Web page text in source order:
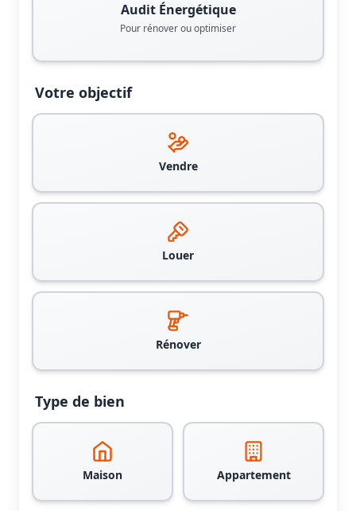
Audit Énergétique
Pour rénover ou optimiser
Votre objectif
Vendre
Louer
Rénover
Type de bien
Maison Appartement